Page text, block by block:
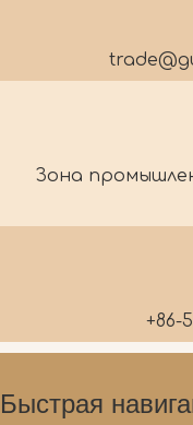
Зона
+86-
Быстрая